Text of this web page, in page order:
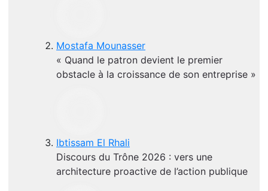
Mostafa Mounasser
« Quand le patron devient le premier
obstacle à la croissance de son entreprise »
Ibtissam El Rhali
Discours du Trône 2026 : vers une
architecture proactive de l’action publique